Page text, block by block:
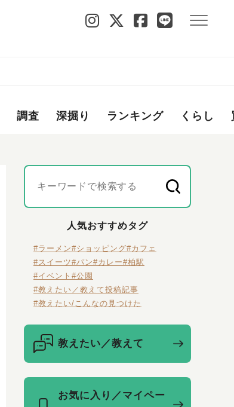
調査 深掘り ランキング くらし
人気おすすめタグ
#ラーメン#ショッピング#カフェ
#スイーツ#パン#カレー#柏駅
#イベント #公園
#教えたい／教えて投稿記事
#教えたい/こんなの見つけた
教えたい／教えて
お気に入り／マイペー